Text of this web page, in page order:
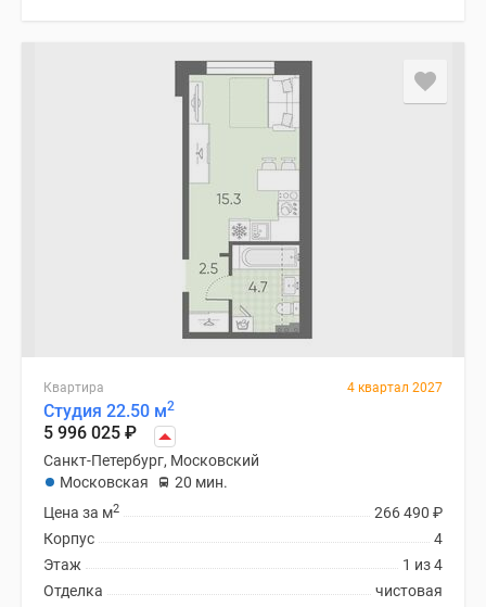
Квартира 4 квартал 2027
Студия 22.50 м2
5 996 025 ₽
Санкт-Петербург, Московский
Московская
20 мин.
266 490 ₽
Цена за м2
4
Корпус
1 из 4
Этаж
чистовая
Отделка